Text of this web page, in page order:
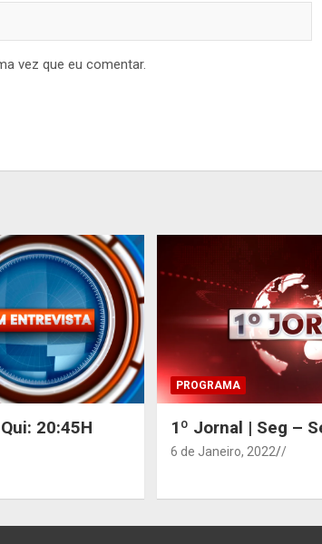
vez que eu comentar.
20:45H
PROGRAMA
1º Jornal | Seg –
6 de Janeiro, 2022 /